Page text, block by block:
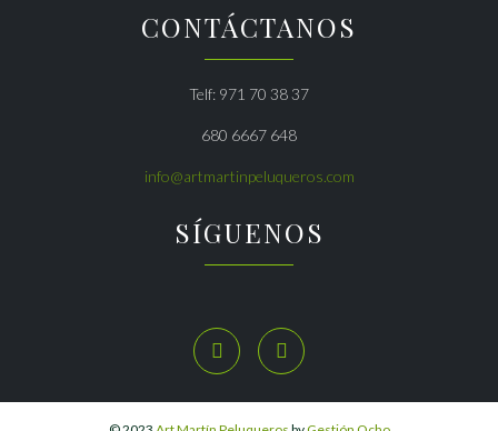
CONTÁCTANOS
Telf: 971 70 38 37
680 6667 648
info@artmartinpeluqueros.com
SÍGUENOS
 